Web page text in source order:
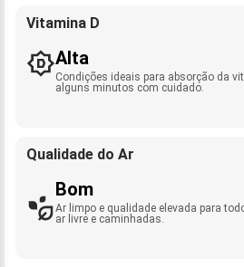
Vitamina D
Alta
Condições ideais para absorção da
alguns minutos com cuidado.
Qualidade do Ar
Bom
Ar limpo e qualidade elevada para
ar livre e caminhadas.